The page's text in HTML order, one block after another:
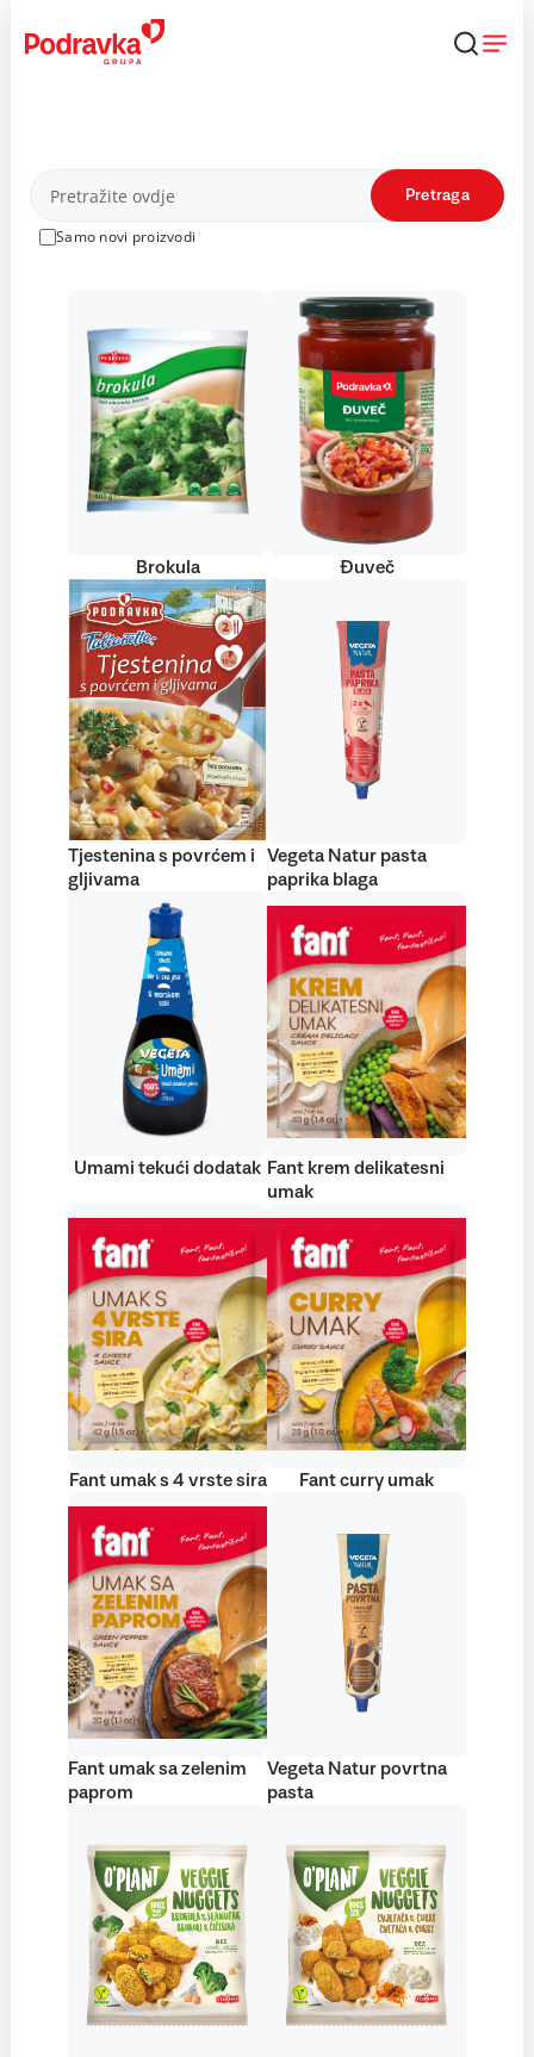
content
Proizvodi
Samo novi proizvodi
Pretraga
Brokula Đuveč
Tjestenina s povrćem i
gljivama
Vegeta Natur pasta
paprika blaga
Umami tekući dodatak Fant krem delikatesni
umak
Fant umak s 4 vrste sira Fant curry umak
Fant umak sa zelenim
paprom
Vegeta Natur povrtna
pasta